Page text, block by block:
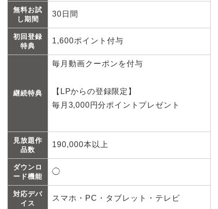
無料お試
し期間
30日間
初回登録
特典
1,600ポイント付与
継続特典
毎月動画クーポンを付与
【LPからの登録限定】
毎月3,000円分ポイントプレゼント
見放題作
品数
190,000本以上
ダウンロ
ード機能
◯
対応デバ
イス
スマホ・PC・タブレット・テレビ